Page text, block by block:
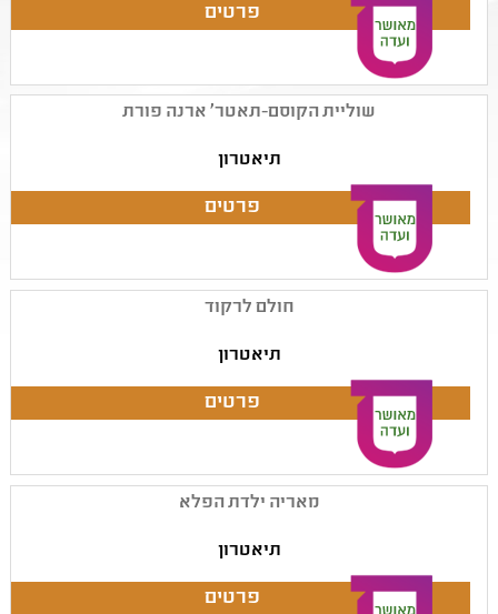
שוליית הקוסם-תאטר' ארנה פורת
תיאטרון
חולם לרקוד
תיאטרון
מאריה ילדת הפלא
תיאטרון